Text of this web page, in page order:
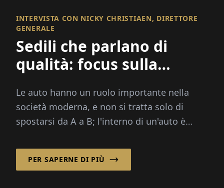
INTERVISTA CON NICKY CHRISTIAEN, DIRETTORE
GENERALE
Sedili che parlano di
qualità: focus sulla
Le auto hanno un ruolo importante nella
società moderna, e non si tratta solo di
spostarsi da A a B; l'interno di un'auto è
guida confortevole
PER SAPERNE DI PIÙ